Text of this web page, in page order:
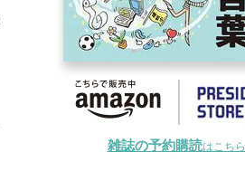
雑誌の予約購読はこちら